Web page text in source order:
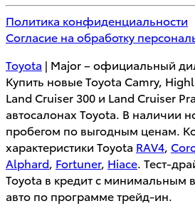
Политика конфиденциальности
Согласие на обработку
Toyota | Major – официальный
Купить новые Toyota Camry,
Land Cruiser 300 и Land Cruiser
автосалонах Toyota. В наличии
пробегом по выгодным ценам.
характеристики Toyota RAV4,
Alphard, Fortuner, Hiace. Тест-
Toyota в кредит с минимальным
авто по программе трейд-ин.